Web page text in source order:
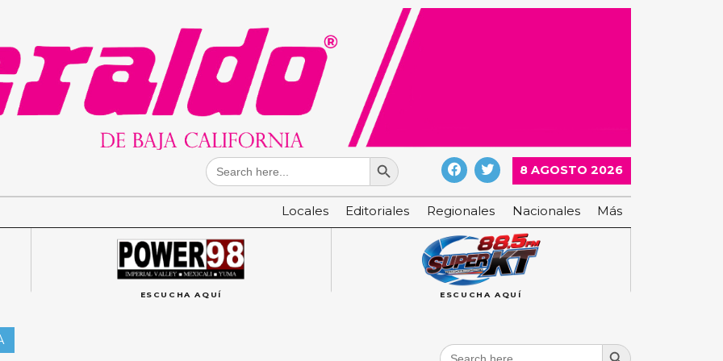
Search
for:
Search Button
8 AGOSTO 2026
Locales Editoriales Regionales Nacionales Más
ESCUCHA AQUÍ ESCUCHA AQUÍ
Search
Search Button